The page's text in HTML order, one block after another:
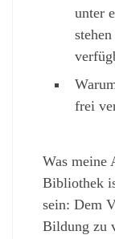
unter
frei
Was meine
Bibliothek
sein: Dem
Bildung zu